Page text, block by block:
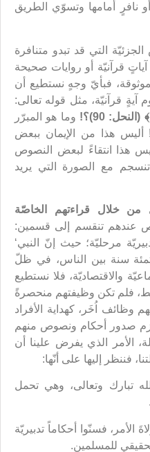
نافرٍ أمامها وتسوّي الطريق
التي قد تبدو متنافرة
قرآنيّة أو روايات صحيحة
فبأيّ وجهٍ نستطيع أن
آيةٍ قرآنيّة، مثل قوله تعالى:
90)؟!
وما هو المبرّر
أليس هذا من الإيمان ببعض
هذا انتقاءً لبعض النصوص
مع الصورة التي يريد
من خلال قراءتهم الخاصّة
عندهم تنقسم إلى قسمين:
مرحليّة؛ حيث إنّ النبي‘
سنة بين الناس، في ظلّ
والاقتصاديّة، فلا نستطيع
فلم تكن وظيفتهم منحصرةً
وظائف اُخَر، كهداية الأفراد
صدور أحكام ونصوص منهم
الأمر الذي يفرض علينا أن
فننظر إليها على أنّها:
تبارك وتعالى، وهي تحمل
فسنّوا أحكاماً تدبيريّة
للمسلمين.